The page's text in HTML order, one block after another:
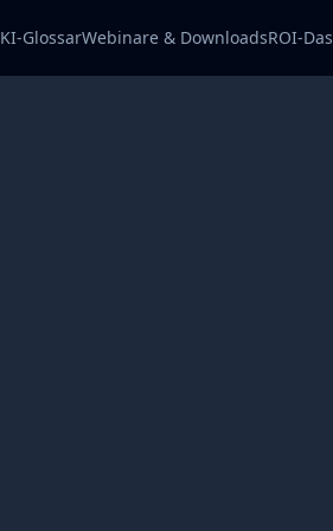
KI-GlossarWebinare & DownloadsROI-